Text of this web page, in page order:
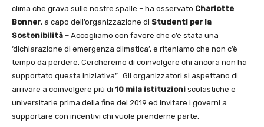
clima che grava sulle nostre spalle – ha osservato Charlotte
Bonner, a capo dell’organizzazione di Studenti per la
Sostenibilità – Accogliamo con favore che c’è stata una
‘dichiarazione di emergenza climatica’, e riteniamo che non c’è
tempo da perdere. Cercheremo di coinvolgere chi ancora non ha
supportato questa iniziativa”. Gli organizzatori si aspettano di
arrivare a coinvolgere più di 10 mila istituzioni scolastiche e
universitarie prima della fine del 2019 ed invitare i governi a
supportare con incentivi chi vuole prenderne parte.